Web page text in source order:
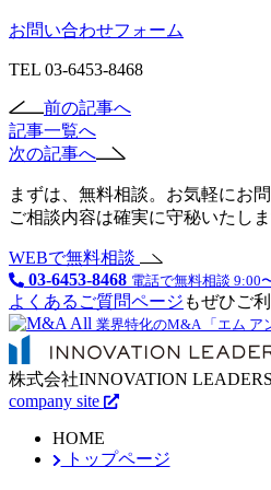
お問い合わせフォーム
TEL 03-6453-8468
前の記事へ
記事一覧へ
次の記事へ
まずは、無料相談。お気軽にお
ご相談内容は確実に守秘いたしま
WEBで無料相談
03-6453-8468 電話で無料相談 9:00
よくあるご質問ページ もぜひご
業界特化のM&A 「エム ア
株式会社INNOVATION LEADERS
company site
HOME
トップページ